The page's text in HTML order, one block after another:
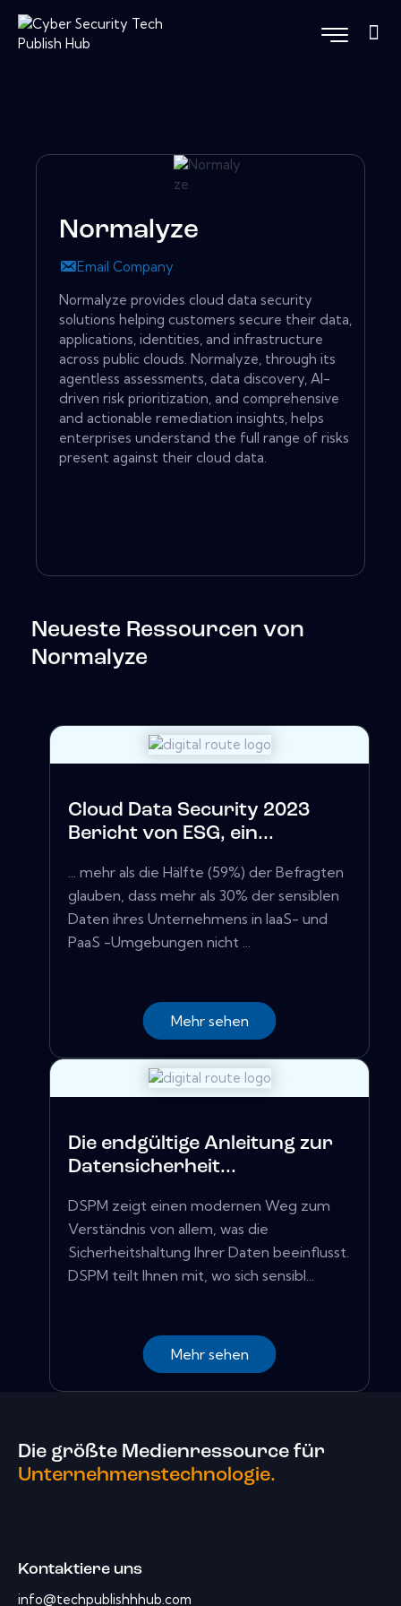
Normalyze
Email Company
Normalyze provides cloud data security
solutions helping customers secure their data,
applications, identities, and infrastructure
across public clouds. Normalyze, through its
agentless assessments, data discovery, AI-
driven risk prioritization, and comprehensive
and actionable remediation insights, helps
enterprises understand the full range of risks
present against their cloud data.
Neueste Ressourcen von
Normalyze
Cloud Data Security 2023
Bericht von ESG, ein...
... mehr als die Hälfte (59%) der Befragten
glauben, dass mehr als 30% der sensiblen
Daten ihres Unternehmens in IaaS- und
PaaS -Umgebungen nicht ...
Mehr sehen
Die endgültige Anleitung zur
Datensicherheit...
DSPM zeigt einen modernen Weg zum
Verständnis von allem, was die
Sicherheitshaltung Ihrer Daten beeinflusst.
DSPM teilt Ihnen mit, wo sich sensibl...
Mehr sehen
Die größte Medienressource für
Unternehmenstechnologie.
Kontaktiere uns
info@techpublishhhub.com